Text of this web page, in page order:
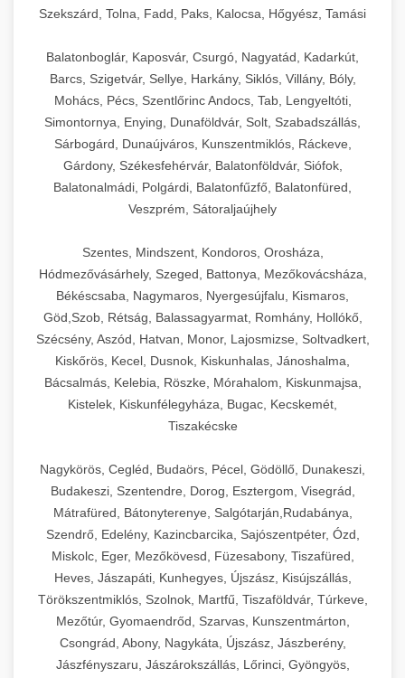
Szekszárd, Tolna, Fadd, Paks, Kalocsa, Hőgyész, Tamási
Balatonboglár, Kaposvár, Csurgó, Nagyatád, Kadarkút,
Barcs, Szigetvár, Sellye, Harkány, Siklós, Villány, Bóly,
Mohács, Pécs, Szentlőrinc Andocs, Tab, Lengyeltóti,
Simontornya, Enying, Dunaföldvár, Solt, Szabadszállás,
Sárbogárd, Dunaújváros, Kunszentmiklós, Ráckeve,
Gárdony, Székesfehérvár, Balatonföldvár, Siófok,
Balatonalmádi, Polgárdi, Balatonfűzfő, Balatonfüred,
Veszprém, Sátoraljaújhely
Szentes, Mindszent, Kondoros, Orosháza,
Hódmezővásárhely, Szeged, Battonya, Mezőkovácsháza,
Békéscsaba, Nagymaros, Nyergesújfalu, Kismaros,
Göd,Szob, Rétság, Balassagyarmat, Romhány, Hollókő,
Szécsény, Aszód, Hatvan, Monor, Lajosmizse, Soltvadkert,
Kiskőrös, Kecel, Dusnok, Kiskunhalas, Jánoshalma,
Bácsalmás, Kelebia, Röszke, Mórahalom, Kiskunmajsa,
Kistelek, Kiskunfélegyháza, Bugac, Kecskemét,
Tiszakécske
Nagykörös, Cegléd, Budaörs, Pécel, Gödöllő, Dunakeszi,
Budakeszi, Szentendre, Dorog, Esztergom, Visegrád,
Mátrafüred, Bátonyterenye, Salgótarján,Rudabánya,
Szendrő, Edelény, Kazincbarcika, Sajószentpéter, Ózd,
Miskolc, Eger, Mezőkövesd, Füzesabony, Tiszafüred,
Heves, Jászapáti, Kunhegyes, Újszász, Kisújszállás,
Törökszentmiklós, Szolnok, Martfű, Tiszaföldvár, Túrkeve,
Mezőtúr, Gyomaendrőd, Szarvas, Kunszentmárton,
Csongrád, Abony, Nagykáta, Újszász, Jászberény,
Jászfényszaru, Jászárokszállás, Lőrinci, Gyöngyös,